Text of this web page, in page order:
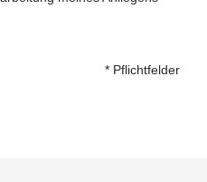
* Pflichtfelder